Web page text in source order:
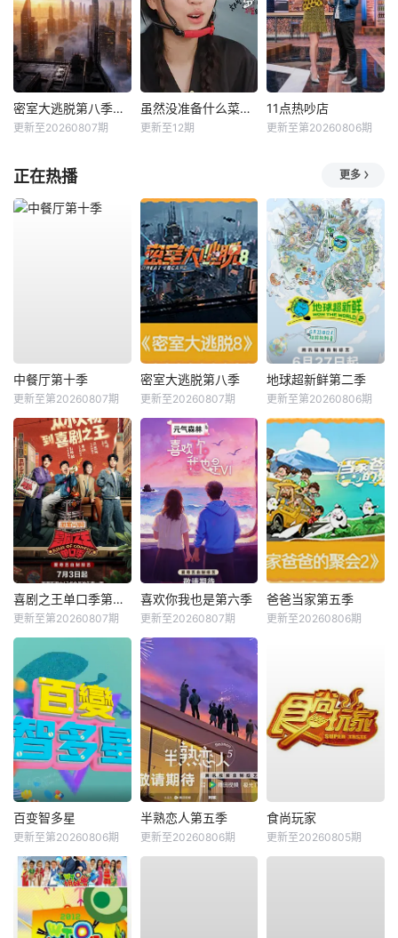
密室大逃脱第八季大神版
更新至20260807期
虽然没准备什么菜第四季
更新至12期
11点热吵店
更新至第20260806期
正在热播 更多
中餐厅第十季
更新至第20260807期
密室大逃脱第八季
更新至20260807期
地球超新鲜第二季
更新至第20260806期
喜剧之王单口季第三季
更新至第20260807期
喜欢你我也是第六季
更新至20260807期
爸爸当家第五季
更新至20260806期
百变智多星
更新至第20260806期
半熟恋人第五季
更新至20260806期
食尚玩家
更新至20260805期